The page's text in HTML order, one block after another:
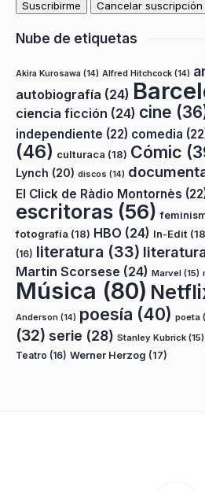
Nube de etiquetas
Akira Kurosawa (14) Alfred Hitchcock (14)
autobiografía (24)
ciencia ficción (24) cine
independiente (22) comedia
(46) culturaca (18) Cómic
Lynch (20) discos (14)
El Click de Ràdio Montornès
escritoras (56)
fotografía (18) HBO (24) In-Edit
(16) literatura (33)
Martin Scorsese (24) Marvel (15)
Música (80)
Anderson (14) poesía (40) poeta
(32) serie (28) Stanley Kubrick (15)
Teatro (16) Werner Herzog (17)